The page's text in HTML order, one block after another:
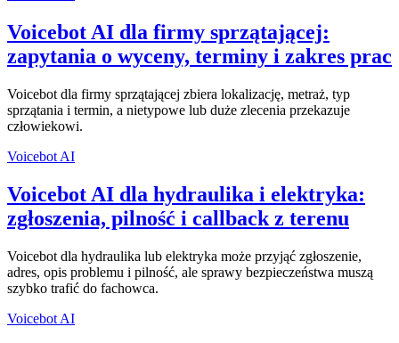
Voicebot AI dla firmy sprzątającej:
zapytania o wyceny, terminy i zakres prac
Voicebot dla firmy sprzątającej zbiera lokalizację, metraż, typ
sprzątania i termin, a nietypowe lub duże zlecenia przekazuje
człowiekowi.
Voicebot AI
Voicebot AI dla hydraulika i elektryka:
zgłoszenia, pilność i callback z terenu
Voicebot dla hydraulika lub elektryka może przyjąć zgłoszenie,
adres, opis problemu i pilność, ale sprawy bezpieczeństwa muszą
szybko trafić do fachowca.
Voicebot AI